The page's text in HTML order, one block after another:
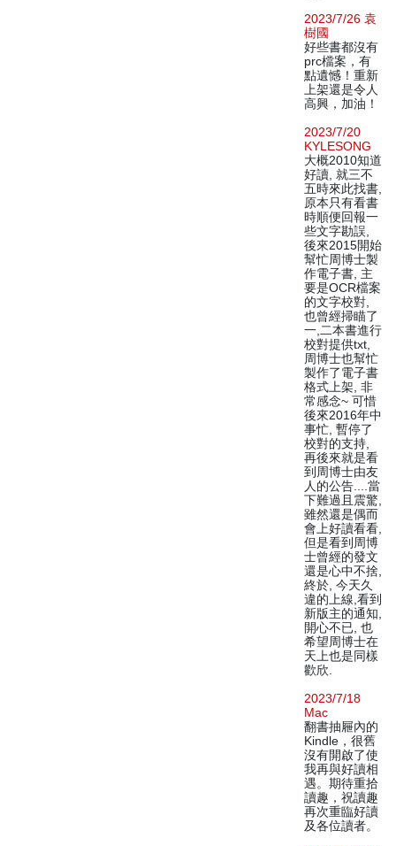
2023/7/26 袁
樹國
好些書都沒有
prc檔案，有
點遺憾！重新
上架還是令人
高興，加油！
2023/7/20
KYLESONG
大概2010知道
好讀, 就三不
五時來此找書,
原本只有看書
時順便回報一
些文字勘誤,
後來2015開始
幫忙周博士製
作電子書, 主
要是OCR檔案
的文字校對,
也曾經掃瞄了
一,二本書進行
校對提供txt,
周博士也幫忙
製作了電子書
格式上架, 非
常感念~ 可惜
後來2016年中
事忙, 暫停了
校對的支持,
再後來就是看
到周博士由友
人的公告....當
下難過且震驚,
雖然還是偶而
會上好讀看看,
但是看到周博
士曾經的發文
還是心中不捨,
終於, 今天久
違的上線,看到
新版主的通知,
開心不已, 也
希望周博士在
天上也是同樣
歡欣.
2023/7/18
Mac
翻書抽屜內的
Kindle，很舊
沒有開啟了使
我再與好讀相
遇。期待重拾
讀趣，祝讀趣
再次重臨好讀
及各位讀者。